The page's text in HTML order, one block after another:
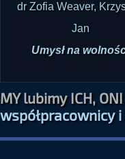
dr Zofia Weaver,
Jan
Umysł na
MY lubimy ICH,
współpracownicy